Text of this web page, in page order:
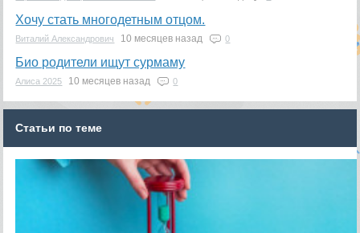
Хочу стать многодетным отцом.
Виталий Александрович 10 месяцев назад 0
Био родители ищут сурмаму
Алиса 2025 10 месяцев назад 0
Статьи по теме